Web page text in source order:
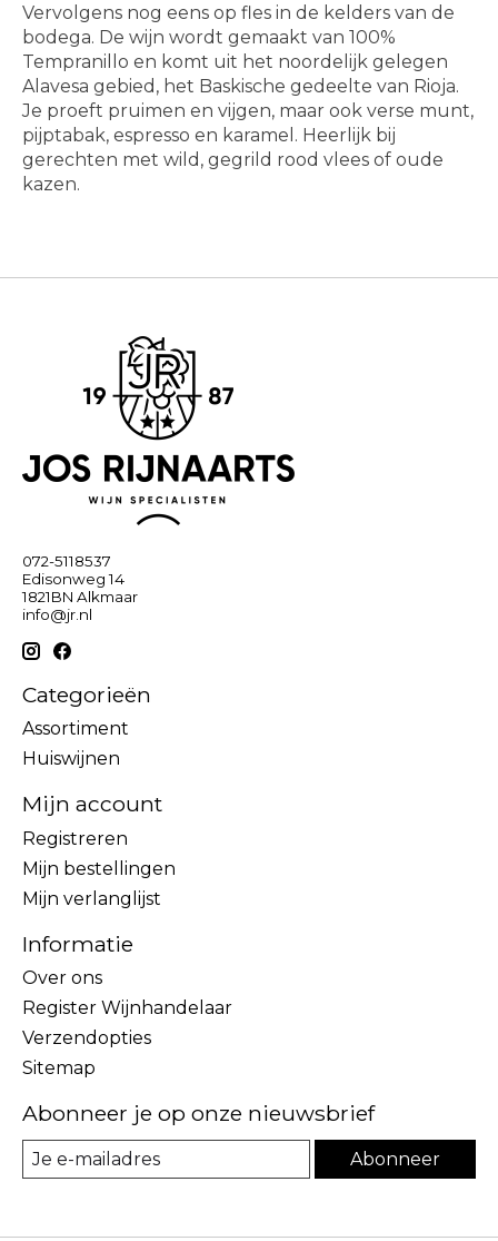
Vervolgens nog eens op fles in de kelders van de
bodega. De wijn wordt gemaakt van 100%
Tempranillo en komt uit het noordelijk gelegen
Alavesa gebied, het Baskische gedeelte van Rioja.
Je proeft pruimen en vijgen, maar ook verse munt,
pijptabak, espresso en karamel. Heerlijk bij
gerechten met wild, gegrild rood vlees of oude
kazen.
072-5118537
Edisonweg 14
1821BN Alkmaar
info@jr.nl
Categorieën
Assortiment
Huiswijnen
Mijn account
Registreren
Mijn bestellingen
Mijn verlanglijst
Informatie
Over ons
Register Wijnhandelaar
Verzendopties
Sitemap
Abonneer je op onze nieuwsbrief
Abonneer